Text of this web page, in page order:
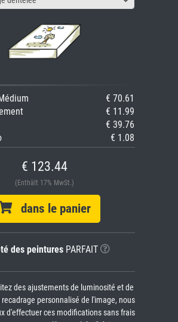
€ 70.61
€ 11.99
€ 39.76
€ 1.08
€ 123.44
(Enthält 17% MwSt.)
dans le panier
des peinturesPARFAIT
des ajustements de luminosité et de
personnalisé de l'image, nous
d'effectuer ces modifications sans frais